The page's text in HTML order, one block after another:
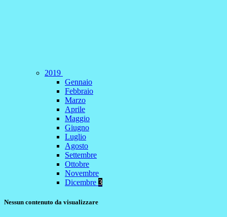
2019
Gennaio
Febbraio
Marzo
Aprile
Maggio
Giugno
Luglio
Agosto
Settembre
Ottobre
Novembre
Dicembre 3
Nessun contenuto da visualizzare